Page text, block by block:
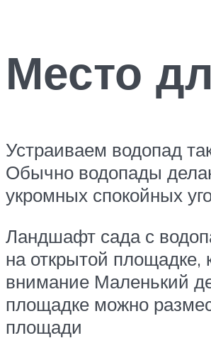
Место
Устраиваем водопад
Обычно водопады
укромных спокойных
Ландшафт сада с
на открытой площадке,
внимание Маленький
площадке можно
площади